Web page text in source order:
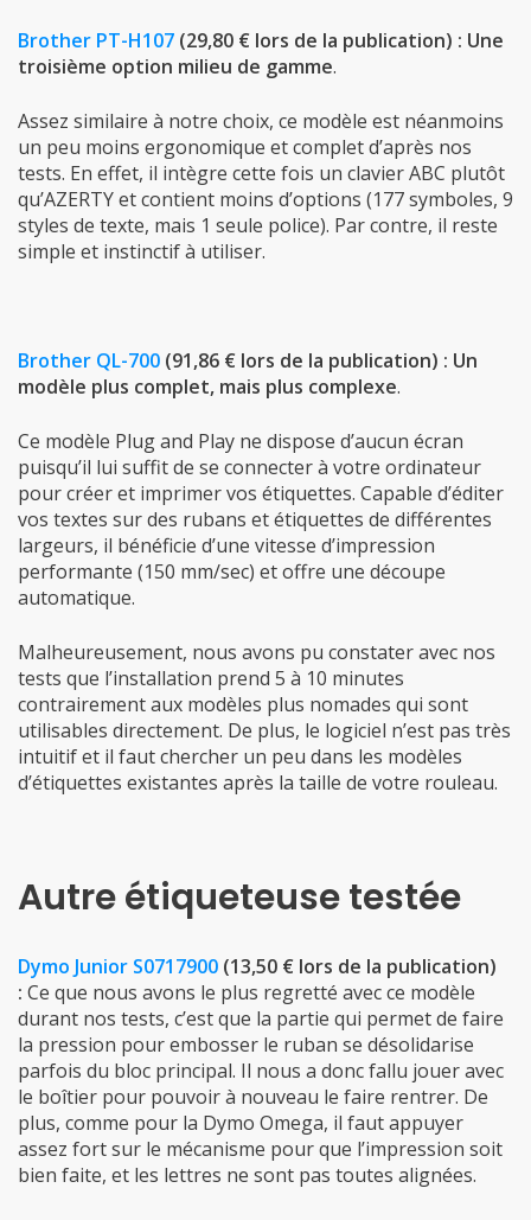
Brother PT-H107 (29,80 € lors de la publication) : Une
troisième option milieu de gamme.
Assez similaire à notre choix, ce modèle est néanmoins
un peu moins ergonomique et complet d’après nos
tests. En effet, il intègre cette fois un clavier ABC plutôt
qu’AZERTY et contient moins d’options (177 symboles, 9
styles de texte, mais 1 seule police). Par contre, il reste
simple et instinctif à utiliser.
Brother QL-700 (91,86 € lors de la publication) : Un
modèle plus complet, mais plus complexe.
Ce modèle Plug and Play ne dispose d’aucun écran
puisqu’il lui suffit de se connecter à votre ordinateur
pour créer et imprimer vos étiquettes. Capable d’éditer
vos textes sur des rubans et étiquettes de différentes
largeurs, il bénéficie d’une vitesse d’impression
performante (150 mm/sec) et offre une découpe
automatique.
Malheureusement, nous avons pu constater avec nos
tests que l’installation prend 5 à 10 minutes
contrairement aux modèles plus nomades qui sont
utilisables directement. De plus, le logiciel n’est pas très
intuitif et il faut chercher un peu dans les modèles
d’étiquettes existantes après la taille de votre rouleau.
Autre étiqueteuse testée
Dymo Junior ‎S0717900 (13,50 € lors de la publication)
: Ce que nous avons le plus regretté avec ce modèle
durant nos tests, c’est que la partie qui permet de faire
la pression pour embosser le ruban se désolidarise
parfois du bloc principal. Il nous a donc fallu jouer avec
le boîtier pour pouvoir à nouveau le faire rentrer. De
plus, comme pour la Dymo Omega, il faut appuyer
assez fort sur le mécanisme pour que l’impression soit
bien faite, et les lettres ne sont pas toutes alignées.